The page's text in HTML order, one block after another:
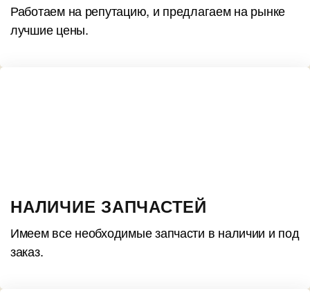
Работаем на репутацию, и предлагаем на рынке
лучшие цены.
НАЛИЧИЕ ЗАПЧАСТЕЙ
Имеем все необходимые запчасти в наличии и под
заказ.